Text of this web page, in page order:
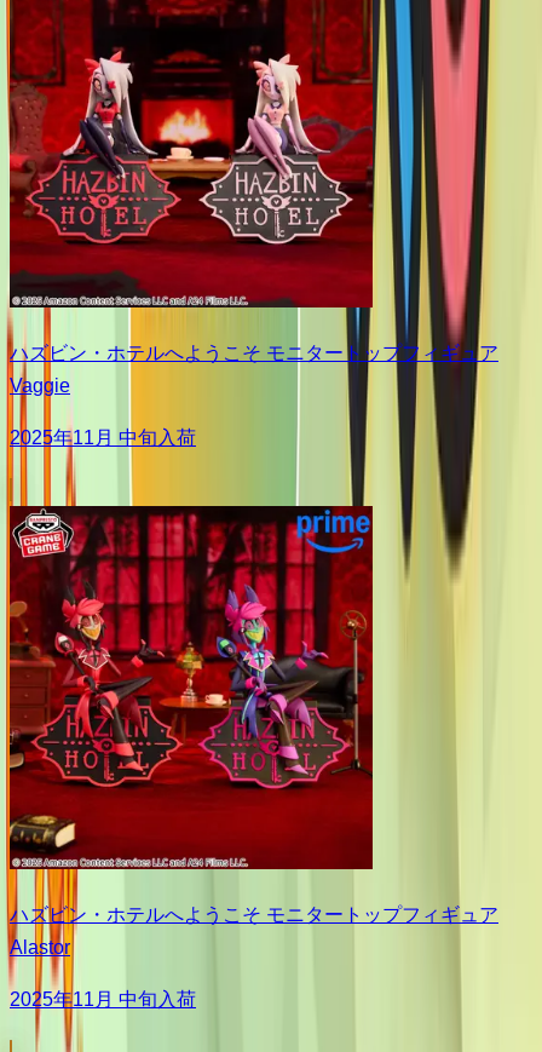
ハズビン・ホテルへようこそ モニタートップフィギュア
Vaggie
2025年11月 中旬入荷
ハズビン・ホテルへようこそ モニタートップフィギュア
Alastor
2025年11月 中旬入荷